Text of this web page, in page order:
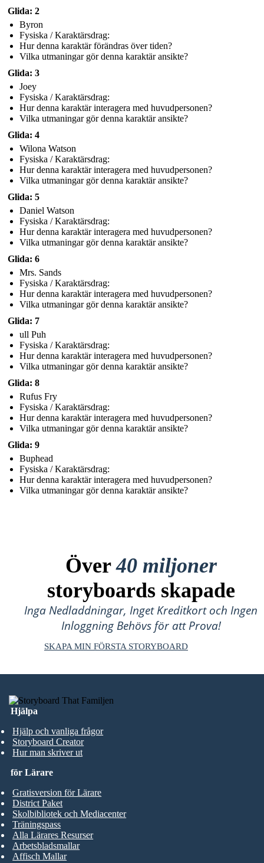
Glida: 2
Byron
Fysiska / Karaktärsdrag:
Hur denna karaktär förändras över tiden?
Vilka utmaningar gör denna karaktär ansikte?
Glida: 3
Joey
Fysiska / Karaktärsdrag:
Hur denna karaktär interagera med huvudpersonen?
Vilka utmaningar gör denna karaktär ansikte?
Glida: 4
Wilona Watson
Fysiska / Karaktärsdrag:
Hur denna karaktär interagera med huvudpersonen?
Vilka utmaningar gör denna karaktär ansikte?
Glida: 5
Daniel Watson
Fysiska / Karaktärsdrag:
Hur denna karaktär interagera med huvudpersonen?
Vilka utmaningar gör denna karaktär ansikte?
Glida: 6
Mrs. Sands
Fysiska / Karaktärsdrag:
Hur denna karaktär interagera med huvudpersonen?
Vilka utmaningar gör denna karaktär ansikte?
Glida: 7
ull Puh
Fysiska / Karaktärsdrag:
Hur denna karaktär interagera med huvudpersonen?
Vilka utmaningar gör denna karaktär ansikte?
Glida: 8
Rufus Fry
Fysiska / Karaktärsdrag:
Hur denna karaktär interagera med huvudpersonen?
Vilka utmaningar gör denna karaktär ansikte?
Glida: 9
Buphead
Fysiska / Karaktärsdrag:
Hur denna karaktär interagera med huvudpersonen?
Vilka utmaningar gör denna karaktär ansikte?
Över40 miljoner
storyboards skapade
Inga Nedladdningar, Inget Kreditkort och Ingen
Inloggning Behövs för att Prova!
SKAPA MIN FÖRSTA STORYBOARD
Hjälpa
Hjälp och vanliga frågor
Storyboard Creator
Hur man skriver ut
för Lärare
Gratisversion för Lärare
District Paket
Skolbibliotek och Mediacenter
Träningspass
Alla Lärares Resurser
Arbetsbladsmallar
Affisch Mallar